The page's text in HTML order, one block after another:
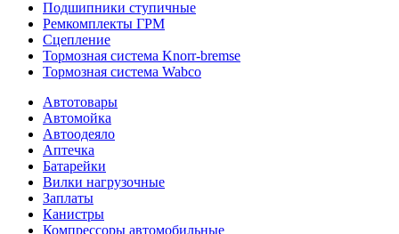
Подшипники ступичные
Ремкомплекты ГРМ
Сцепление
Тормозная система Knorr-bremse
Тормозная система Wabco
Автотовары
Автомойка
Автоодеяло
Аптечка
Батарейки
Вилки нагрузочные
Заплаты
Канистры
Компрессоры автомобильные